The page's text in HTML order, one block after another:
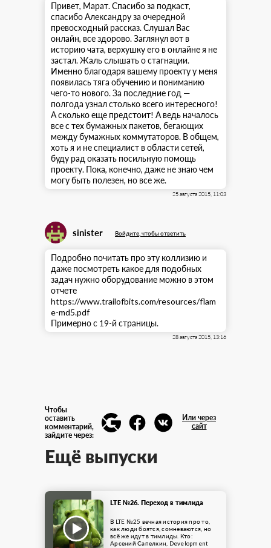
Привет, Марат. Спасибо за подкаст,
спасибо Александру за очередной
превосходный рассказ. Слушал Вас
онлайн, все здорово. Заглянул вот в
историю чата, верхушку его в онлайне я не
застал. Жаль слышать о стагнации.
Именно благодаря вашему проекту у меня
появилась тяга обучению и пониманию
чего-то нового. За последние год —
полгода узнал столько всего интересного!
А сколько еще предстоит! А ведь началось
все с тех бумажных пакетов, бегающих
между бумажных коммутаторов. В общем,
хоть я и не специалист в области сетей,
буду рад оказать посильную помощь
проекту. Пока, конечно, даже не знаю чем
могу быть полезен, но все же.
25 августа 2015, 11:03
sinister Войдите, чтобы ответить
Подробно почитать про эту коллизию и
даже посмотреть какое для подобных
задач нужно оборудование можно в этом
отчете
https://www.trailofbits.com/resources/flam
e-md5.pdf
Примерно с 19-й страницы.
28 августа 2015, 13:16
Чтобы
оставить
комментарий,
зайдите через:
Или через
сайт
Ещё выпуски
LTE №26. Переход в тимлида
В LTE №25 вечная история про то,
как люди боятся, сомневаются, но
всё же идут в тимлиды. Кто:
Арсений Сапелкин, Development